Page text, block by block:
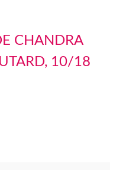
CHANDRA
10/18